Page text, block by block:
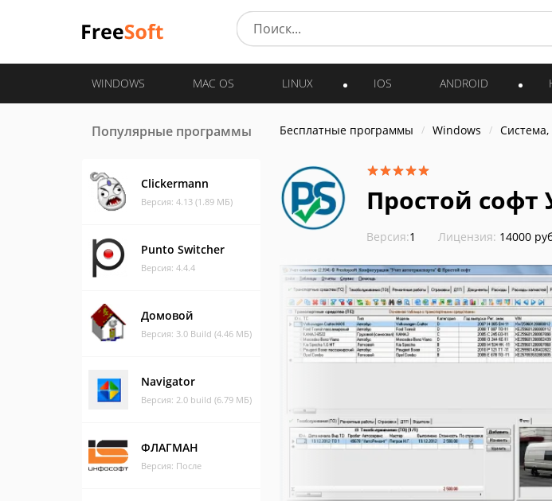
WINDOWS MAC OS LINUX IOS ANDROID
Популярные программы
Clickermann
Версия: 4.13 (1.89 МБ)
Punto Switcher
Версия: 4.4.4
Домовой
Версия: 3.0 Build (4.46 МБ)
Navigator
Версия: 2.0 build (6.79 МБ)
ФЛАГМАН
Версия: После
Бесплатные программы Windows
Простой софт
Версия:1 Лицензия: 14000